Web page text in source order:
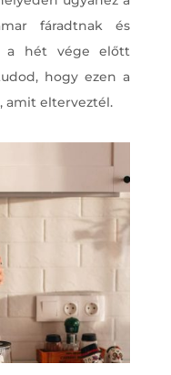
fáradtnak és
a hét vége előtt
hogy ezen a
amit elterveztél.